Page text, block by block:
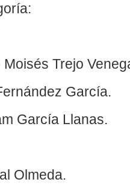
Trejo
García.
García Llanas.
Olmeda.